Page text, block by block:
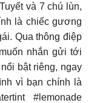
và 7 chú lùn,
là chiếc gương
Qua thông điệp
nhắn gửi tới
bật riêng, ngay
vì bạn chính là
#lemonade